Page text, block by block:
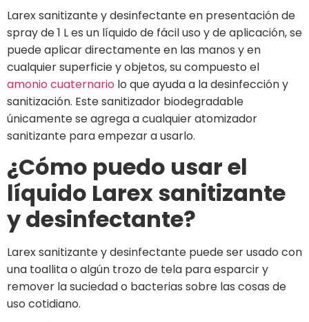
Larex sanitizante y desinfectante en presentación de
spray de 1 L es un líquido de fácil uso y de aplicación, se
puede aplicar directamente en las manos y en
cualquier superficie y objetos, su compuesto el
amonio cuaternario lo que ayuda a la desinfección y
sanitización. Este sanitizador biodegradable
únicamente se agrega a cualquier atomizador
sanitizante para empezar a usarlo.
¿Cómo puedo usar el
líquido Larex sanitizante
y desinfectante?
Larex sanitizante y desinfectante puede ser usado con
una toallita o algún trozo de tela para esparcir y
remover la suciedad o bacterias sobre las cosas de
uso cotidiano.